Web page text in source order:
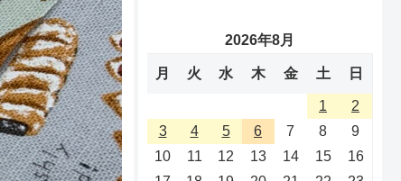
2026年8月
月 火 水 木 金 土 日
1
2
3
4 5 6 7 8
9
10
11 12 13 14 15
16